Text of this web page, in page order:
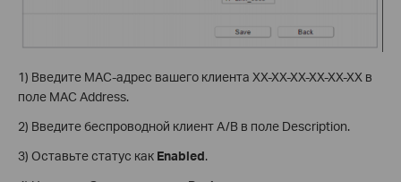
1) Введите MAC-адрес вашего клиента XX-XX-XX-XX-XX-XX в
поле MAC Address.
2) Введите беспроводной клиент A/B в поле Description.
3) Оставьте статус как Enabled.